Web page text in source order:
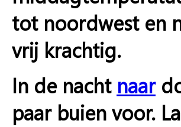
tot noordwest en
vrij krachtig.
In de nacht naar
paar buien voor.